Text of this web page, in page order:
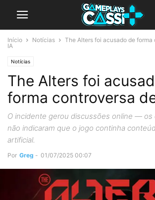
Início Notícias
The Alters foi acusado de forma
IA
Notícias
The Alters foi
forma controversa
O incidente gerou discussões online — os
não indicaram que o jogo continha
artificial.
Por Greg - 01/07/2025 00:07